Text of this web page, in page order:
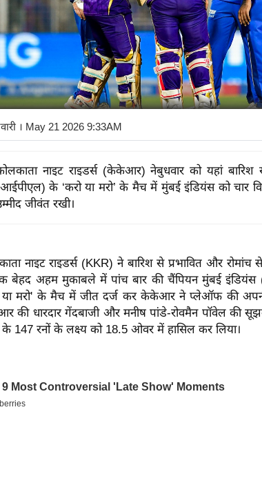
। May 21 2026 9:33AM
नाइट राइडर्स (केकेआर) नेबुधवार को यहां बारिश से
के ‘करो या मरो’ के मैच में मुंबई इंडियंस को चार
जीवंत रखी।
नाइट राइडर्स (KKR) ने बारिश से प्रभावित और रोमांच
बेहद अहम मुकाबले में पांच बार की चैंपियन मुंबई इंडियंस
या मरो' के मैच में जीत दर्ज कर केकेआर ने प्लेऑफ की अपनी
की धारदार गेंदबाजी और मनीष पांडे-रोवमैन पॉवेल की
147 रनों के लक्ष्य को 18.5 ओवर में हासिल कर लिया।